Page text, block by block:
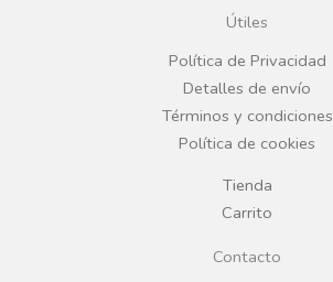
o
k
r
a
Útiles
Política de Privacidad
Detalles de envío
Términos y condiciones
Política de cookies
Tienda
Carrito
Contacto